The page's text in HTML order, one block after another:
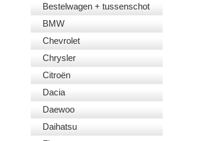
Bestelwagen + tussenschot
BMW
Chevrolet
Chrysler
Citroën
Dacia
Daewoo
Daihatsu